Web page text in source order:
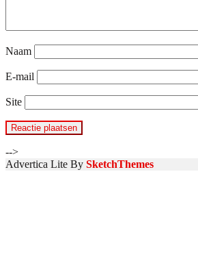
Naam
E-mail
Site
-->
Advertica Lite By SketchThemes